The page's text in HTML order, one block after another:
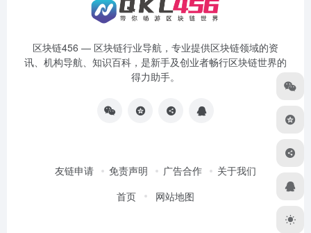
区块链456 — 区块链行业导航，专业提供区块链领域的资
讯、机构导航、知识百科，是新手及创业者畅行区块链世界的
得力助手。
友链申请 免责声明 广告合作
关于我们
首页
网站地图